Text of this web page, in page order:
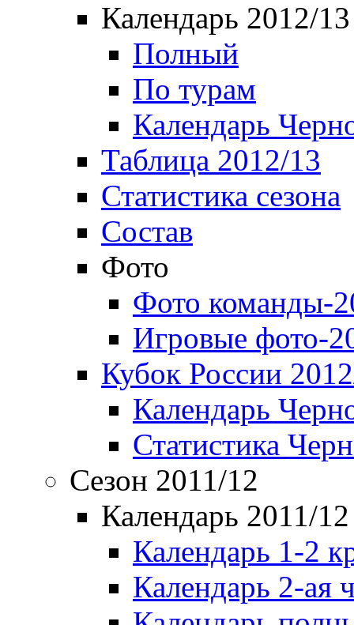
Календарь 2012/13
Полный
По турам
Календарь
Таблица 2012/13
Статистика сезона
Состав
Фото
Фото команды-
Игровые фото-
Кубок России
Календарь
Статистика
Сезон 2011/12
Календарь 2011/12
Календарь 1-2
Календарь 2-ая